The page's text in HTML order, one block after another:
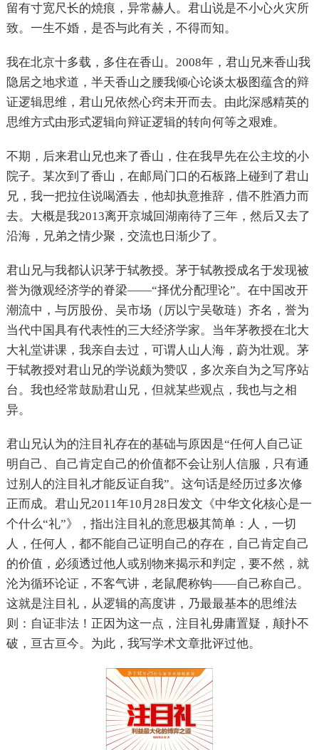
留有寸宽尺长的焼痕，异常赫人。君山说是不小心火灾所
致。一生不婚，是否与此有关，不得而知。
我在北京十多载，多住在香山。2008年，君山兄来香山我
隐居之地求道，半天香山之腰我倾心论谈太极图蕴含的辩
证逻辑思维，君山兄依然心窍未开而去。由此深感精英的
思维方式由形式逻辑向辩证逻辑的转向何等之艰难。
不期，后来君山兄也来了香山，住在我早先在公主坟的小
院子。某次到了香山，在邮局门口的石板路上碰到了君山
兄，我一把拉住说喝酒去，他却执意推辞，借不胜酒力而
去。大概是我2013离开京城回湖南待了三年，然后又去了
沿海，兄弟之情少聚，交流也日渐少了。
君山兄与我都认识茅于轼教授。茅于轼教授成名于发现被
誉为微观经济学的脊梁——“择优分配理论”。在中国改开
潮流中，与厉股份、吴市场（厉以宁吴敬琏）齐名，誉为
当代中国具有代表性的三大经济学家。当年茅教授在北大
大礼堂讲课，我亲自去过，可谓人山人海，蔚为壮观。茅
于轼教授对君山兄的学说颇为赞叹，多次亲自为之写序站
台。我也经常鼓励君山兄，但就某些观点，我也与之相
异。
君山兄认为的注目礼存在的基础与原因是“任何人自己证
明自己、自己肯定自己的价值都不会让别人信服，只有通
过别人的注目礼才能反证自我”。这句话是经历过多次修
正而成。君山兄2011年10月28日发文《中华文化核心是一
个什么“礼”》，指出注目礼的意思极其简单：人，一切
人，任何人，都不能自己证明自己的存在，自己肯定自己
的价值，必须透过他人或别物来揭示和判定，要不然，就
沦为循环论证，不客气讲，老鼠爬称钩——自己称自己。
这就是注目礼，从逻辑的高度讲，乃最最基本的思维法
则：自证非法！正因为这一点，注目礼毋庸置疑，颠扑不
破，亘古亘今。为此，我写学术文章批评过他。